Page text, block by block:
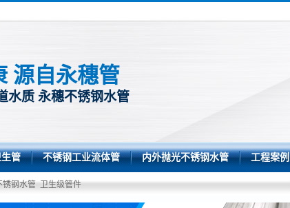
源自永穗管
水质 永穗不锈钢水管
管 不锈钢工业流体管 内外抛光不锈钢水管 工程案例
锈钢水管 卫生级管件